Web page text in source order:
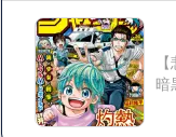
【悲報】ジェネ
ったことが発覚「
【速報】楽天グ
延税金資産の取崩し
【悲報】読売新
暗